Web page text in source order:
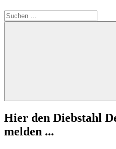
Suchen
nach:
Suchen
Hier den Diebstahl
melden ...